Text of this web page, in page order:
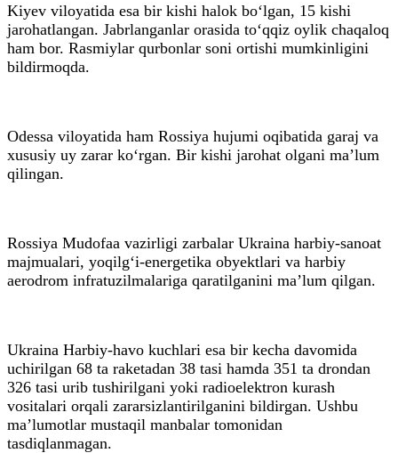
Kiyev viloyatida esa bir kishi halok bo‘lgan, 15 kishi
jarohatlangan. Jabrlanganlar orasida to‘qqiz oylik chaqaloq
ham bor. Rasmiylar qurbonlar soni ortishi mumkinligini
bildirmoqda.
Odessa viloyatida ham Rossiya hujumi oqibatida garaj va
xususiy uy zarar ko‘rgan. Bir kishi jarohat olgani ma’lum
qilingan.
Rossiya Mudofaa vazirligi zarbalar Ukraina harbiy-sanoat
majmualari, yoqilg‘i-energetika obyektlari va harbiy
aerodrom infratuzilmalariga qaratilganini ma’lum qilgan.
Ukraina Harbiy-havo kuchlari esa bir kecha davomida
uchirilgan 68 ta raketadan 38 tasi hamda 351 ta drondan
326 tasi urib tushirilgani yoki radioelektron kurash
vositalari orqali zararsizlantirilganini bildirgan. Ushbu
ma’lumotlar mustaqil manbalar tomonidan
tasdiqlanmagan.